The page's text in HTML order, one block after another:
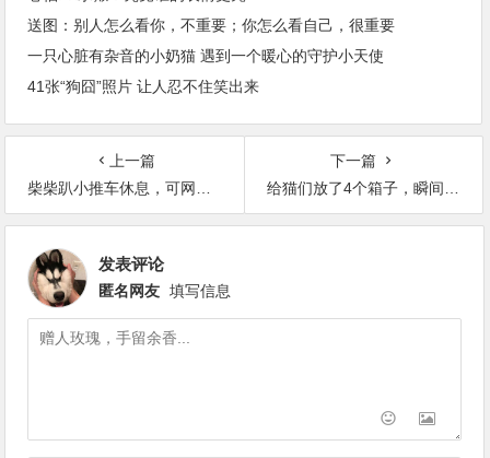
送图：别人怎么看你，不重要；你怎么看自己，很重要
一只心脏有杂音的小奶猫 遇到一个暖心的守护小天使
41张“狗囧”照片 让人忍不住笑出来
上一篇
柴柴趴小推车休息，可网友：这“蜜桃臀”是我们能看的？
下一篇
给猫们放了4个箱子，瞬间就整齐划一，太搞笑
发表评论
匿名网友 填写信息